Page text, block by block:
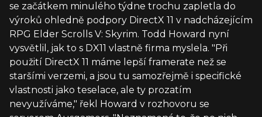
se začátkem minulého týdne trochu zapletla do
výroků ohledně podpory DirectX 11 v nadcházejícím
RPG Elder Scrolls V: Skyrim. Todd Howard nyní
vysvětlil, jak to s DX11 vlastně firma myslela. "Při
použití DirectX 11 máme lepší framerate než se
staršími verzemi, a jsou tu samozřejmě i specifické
vlastnosti jako teselace, ale ty prozatím
nevyužíváme," řekl Howard v rozhovoru se